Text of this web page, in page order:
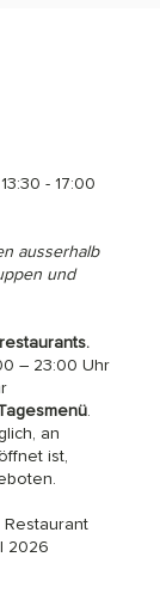
- 17:00
ausserhalb
und
– 23:00 Uhr
.
an
ist,
2026